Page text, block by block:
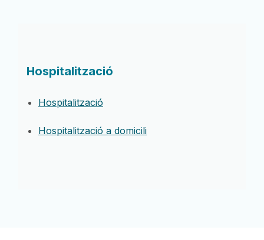
Hospitalització
Hospitalització
Hospitalització a domicili